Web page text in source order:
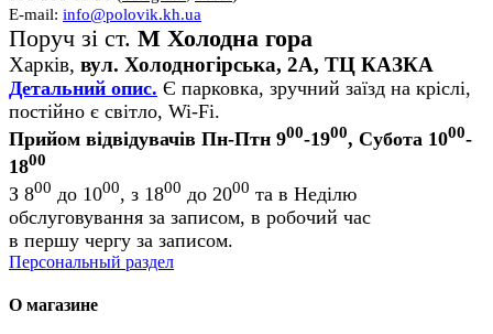
E-mail: info@polovik.kh.ua
Поруч зі ст. М Холодна гора
Харків, вул. Холодногірська, 2А, ТЦ КАЗКА
Детальний опис. Є парковка, зручний заїзд на кріслі,
постійно є світло, Wi-Fi.
Прийом відвідувачів Пн-Птн 900-1900, Субота 1000-
1800
З 800 до 1000, з 1800 до 2000 та в Неділю
обслуговування за записом, в робочий час
в першу чергу за записом.
Персональный раздел
О магазине